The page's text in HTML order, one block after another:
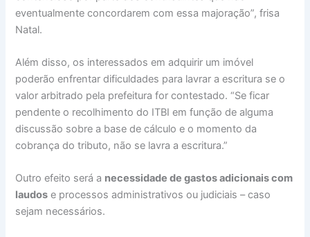
eventualmente concordarem com essa majoração”, frisa
Natal.
Além disso, os interessados em adquirir um imóvel
poderão enfrentar dificuldades para lavrar a escritura se o
valor arbitrado pela prefeitura for contestado. “Se ficar
pendente o recolhimento do ITBI em função de alguma
discussão sobre a base de cálculo e o momento da
cobrança do tributo, não se lavra a escritura.”
Outro efeito será a necessidade de gastos adicionais com
laudos e processos administrativos ou judiciais – caso
sejam necessários.